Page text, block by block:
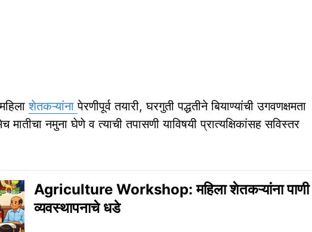
शेतकऱ्यांनापेरणीपूर्व तयारी, घरगुती पद्धतीने बियाण्यांची उगवणक्षमता
नमुना घेणे व त्याची तपासणी याविषयी प्रात्यक्षिकांसह सविस्तर
Agriculture Workshop: महिला शेतकऱ्यांना पाणी
व्यवस्थापनाचे धडे